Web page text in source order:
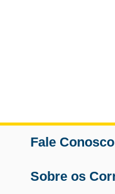
Fale Conosco
Sobre os